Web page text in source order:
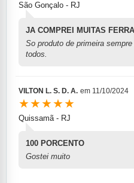
São Gonçalo - RJ
JA COMPREI MUITAS
So produto de primeira
todos.
VILTON L. S. D. A. em 11/10/2024
★★★★★
Quissamã - RJ
100 PORCENTO
Gostei muito